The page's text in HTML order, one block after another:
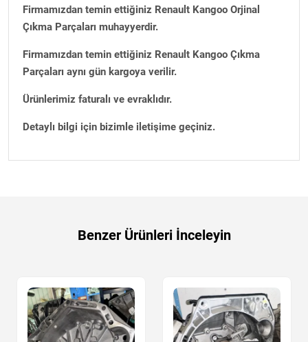
Firmamızdan temin ettiğiniz Renault Kangoo Orjinal
Çıkma Parçaları muhayyerdir.
Firmamızdan temin ettiğiniz Renault Kangoo Çıkma
Parçaları aynı gün kargoya verilir.
Ürünlerimiz faturalı ve evraklıdır.
Detaylı bilgi için bizimle iletişime geçiniz.
Benzer Ürünleri İnceleyin